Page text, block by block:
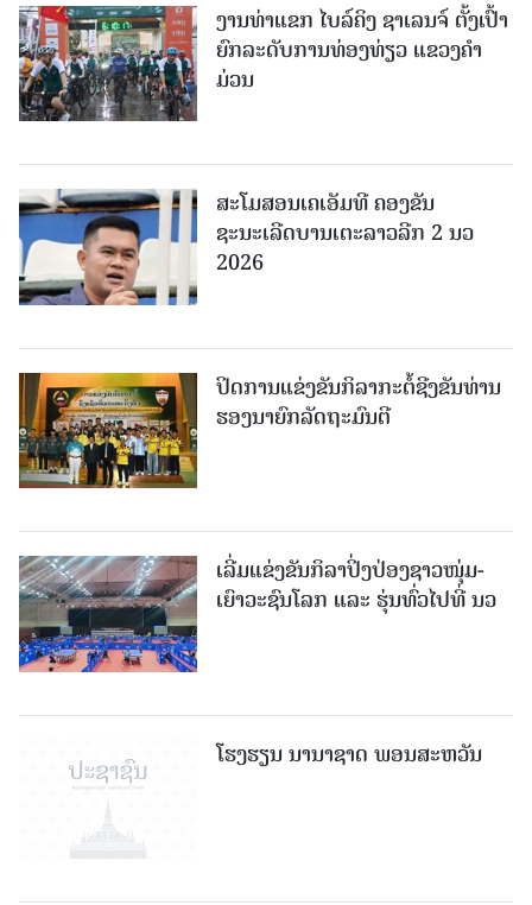
ງານທ່າແຂກ ໄບລ໌ຄິງ ຊາເລນຈ໌ ຕັ້ງເປົ້າ
ຍົກລະດັບການທ່ອງທ່ຽວ ແຂວງຄໍາ
ມ່ວນ
ສະໂມສອນເຄເອັມທີ ຄອງຂັນ
ຊະນະເລີດບານເຕະລາວລີກ 2 ນວ
2026
ປິດການແຂ່ງຂັນກິລາກະຕໍ້ຊີງຂັນທ່ານ
ຮອງນາຍົກລັດຖະມົນຕີ
ເລີ່ມແຂ່ງຂັນກິລາປິ່ງປ່ອງຊາວໜຸ່ມ-
ເຍົາວະຊົນໂລກ ແລະ ຮຸ່ນທົ່ວໄປທີ່ ນວ
ໂຮງຮຽນ ນານາຊາດ ພອນສະຫວັນ